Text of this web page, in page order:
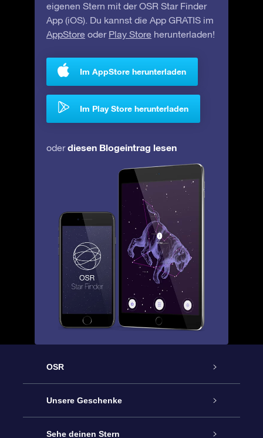
eigenen Stern mit der OSR Star Finder
App (iOS). Du kannst die App GRATIS im
AppStore oder Play Store herunterladen!
Im AppStore herunterladen
Im Play Store herunterladen
oderdiesen Blogeintrag lesen
OSR
Service
Kontakt
Unsere Geschenke
Sterne schenken
Sehe deinen Stern